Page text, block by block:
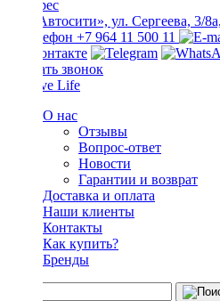
ТЦ «Автосити», ул. Сергеева, 3/
+7 964 11 500 11
Заказать звонок
О нас
Отзывы
Вопрос-ответ
Новости
Гарантии и возврат
Доставка и оплата
Наши клиенты
Контакты
Как купить?
Бренды